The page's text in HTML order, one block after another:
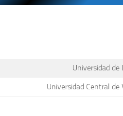
Universidad de
Universidad Central de